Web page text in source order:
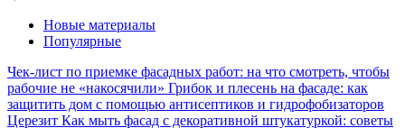
Новые материалы
Популярные
Чек-лист по приемке фасадных работ: на что смотреть, чтобы
рабочие не «накосячили» Грибок и плесень на фасаде: как
защитить дом с помощью антисептиков и гидрофобизаторов
Церезит Как мыть фасад с декоративной штукатуркой: советы